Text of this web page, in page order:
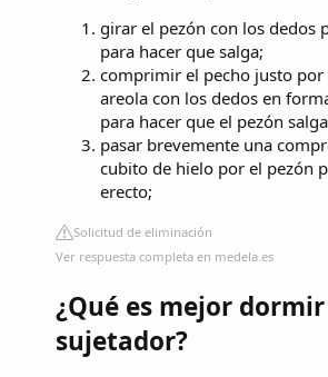
girar el pezón con los dedos
para hacer que salga;
comprimir el pecho justo por
areola con los dedos en
para hacer que el pezón
pasar brevemente una
cubito de hielo por el pezón
erecto;
Solicitud de eliminación
Ver respuesta completa en medela.es
¿Qué es mejor
sujetador?